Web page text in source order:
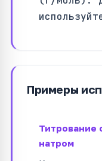
Примеры
Титрование
натром